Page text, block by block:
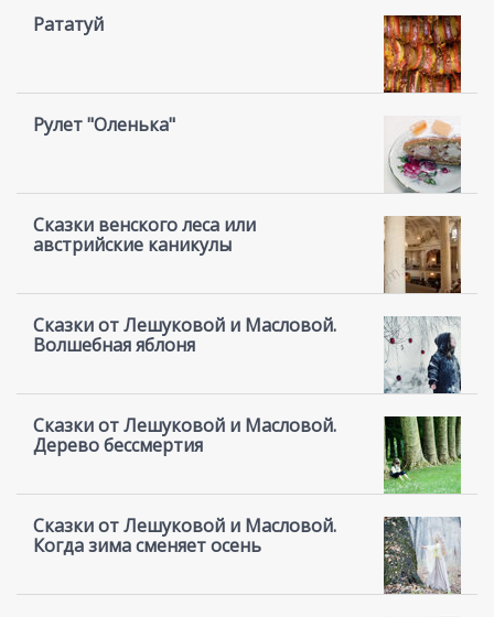
Рататуй
Рулет "Оленька"
Сказки венского леса или
австрийские каникулы
Сказки от Лешуковой и Масловой.
Волшебная яблоня
Сказки от Лешуковой и Масловой.
Дерево бессмертия
Сказки от Лешуковой и Масловой.
Когда зима сменяет осень